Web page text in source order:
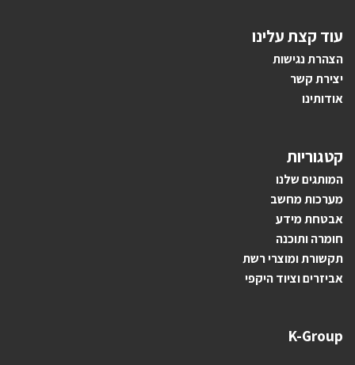
עוד קצת עלינו
הצהרת נגישות
יצירת קשר
אודותינו
קטגוריות
המותגים שלנו
מערכות מחשב
אבטחת מידע
חומרה ותוכנה
תקשורת ומוצרי רשת
אביזרים וציוד היקפי
K-Group